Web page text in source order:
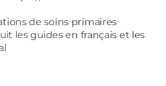
de soins primaires
les guides en français et les